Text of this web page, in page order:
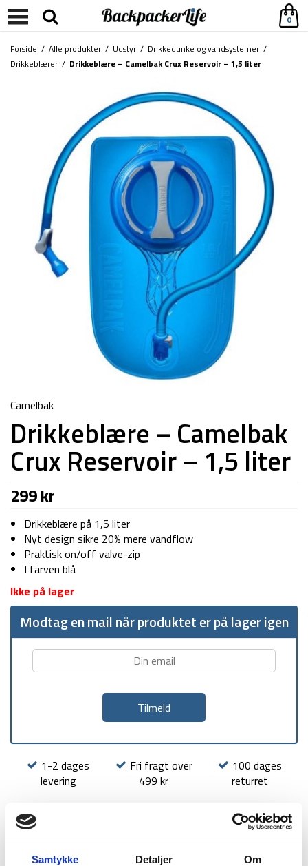
Samtykke Detaljer Om
0
Forside / Alle produkter/ Udstyr/ Drikkedunke og vandsystemer/
Drikkeblærer/ Drikkeblære – Camelbak Crux Reservoir – 1,5 liter
Camelbak
Drikkeblære – Camelbak
Crux Reservoir – 1,5 liter
299kr
Drikkeblære på 1,5 liter
Nyt design sikre 20% mere vandflow
Praktisk on/off valve-zip
I farven blå
Ikke på lager
Modtag en mail når produktet er på lager igen
1-2 dages
levering
Fri fragt over
499 kr
100 dages
returret